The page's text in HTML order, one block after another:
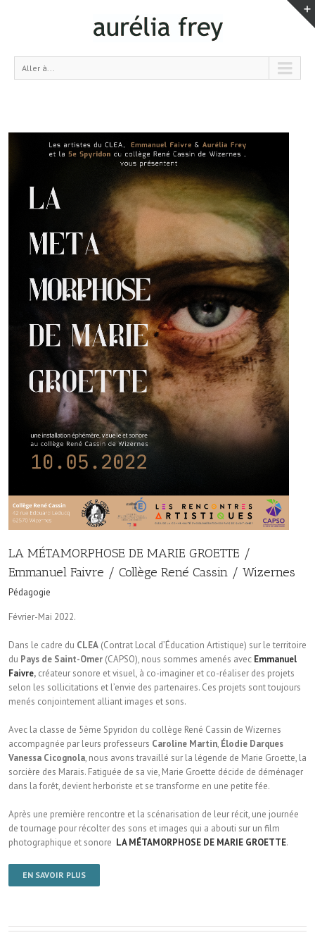
Aller à...
LA MÉTAMORPHOSE DE MARIE GROETTE /
Emmanuel Faivre / Collège René Cassin / Wizernes
Pédagogie
Février-Mai 2022.
Dans le cadre du CLEA (Contrat Local d’Éducation Artistique) sur le territoire
du Pays de Saint-Omer (CAPSO), nous sommes amenés avec Emmanuel
Faivre, créateur sonore et visuel, à co-imaginer et co-réaliser des projets
selon les sollicitations et l’envie des partenaires. Ces projets sont toujours
menés conjointement alliant images et sons.
Avec la classe de 5ème Spyridon du collège René Cassin de Wizernes
accompagnée par leurs professeurs Caroline Martin, Élodie Darques
Vanessa Cicognola, nous avons travaillé sur la légende de Marie Groette, la
sorcière des Marais. Fatiguée de sa vie, Marie Groette décide de déménager
dans la forêt, devient herboriste et se transforme en une petite fée.
Après une première rencontre et la scénarisation de leur récit, une journée
de tournage pour récolter des sons et images qui a abouti sur un film
photographique et sonore LA MÉTAMORPHOSE DE MARIE GROETTE.
EN SAVOIR PLUS